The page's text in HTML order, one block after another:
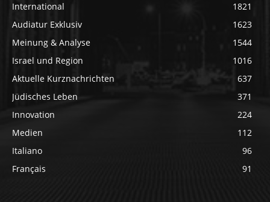
International
1821
Audiatur Exklusiv
1623
Meinung & Analyse
1544
Israel und Region
1016
Aktuelle Kurznachrichten
637
Jüdisches Leben
371
Innovation
224
Medien
112
Italiano
96
Français
91